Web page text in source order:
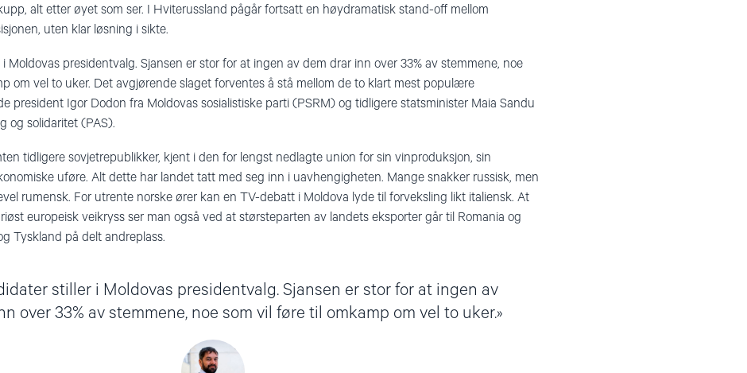
alt etter øyet som ser. I Hviterussland pågår fortsatt en høydramatisk stand-off mellom
uten klar løsning i sikte.
Moldovas presidentvalg. Sjansen er stor for at ingen av dem drar inn over 33% av stemmene, noe
om vel to uker. Det avgjørende slaget forventes å stå mellom de to klart mest populære
president Igor Dodon fra Moldovas sosialistiske parti (PSRM) og tidligere statsminister Maia Sandu
og solidaritet (PAS).
tidligere sovjetrepublikker, kjent i den for lengst nedlagte union for sin vinproduksjon, sin
uføre. Alt dette har landet tatt med seg inn i uavhengigheten. Mange snakker russisk, men
rumensk. For utrente norske ører kan en TV-debatt i Moldova lyde til forveksling likt italiensk. At
europeisk veikryss ser man også ved at størsteparten av landets eksporter går til Romania og
Tyskland på delt andreplass.
stiller i Moldovas presidentvalg. Sjansen er stor for at ingen av
over 33% av stemmene, noe som vil føre til omkamp om vel to uker.